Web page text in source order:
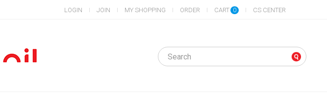
LOGIN JOIN MY SHOPPING ORDER CART 0 CS CENTER